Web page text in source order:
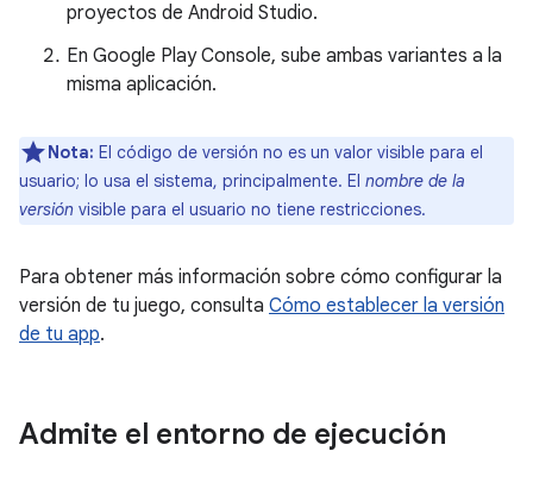
proyectos de Android Studio.
En Google Play Console, sube ambas variantes a la
misma aplicación.
Nota: El código de versión no es un valor visible para el
usuario; lo usa el sistema, principalmente. El nombre de la
versión visible para el usuario no tiene restricciones.
Para obtener más información sobre cómo configurar la
versión de tu juego, consulta Cómo establecer la versión
de tu app.
Admite el entorno de ejecución